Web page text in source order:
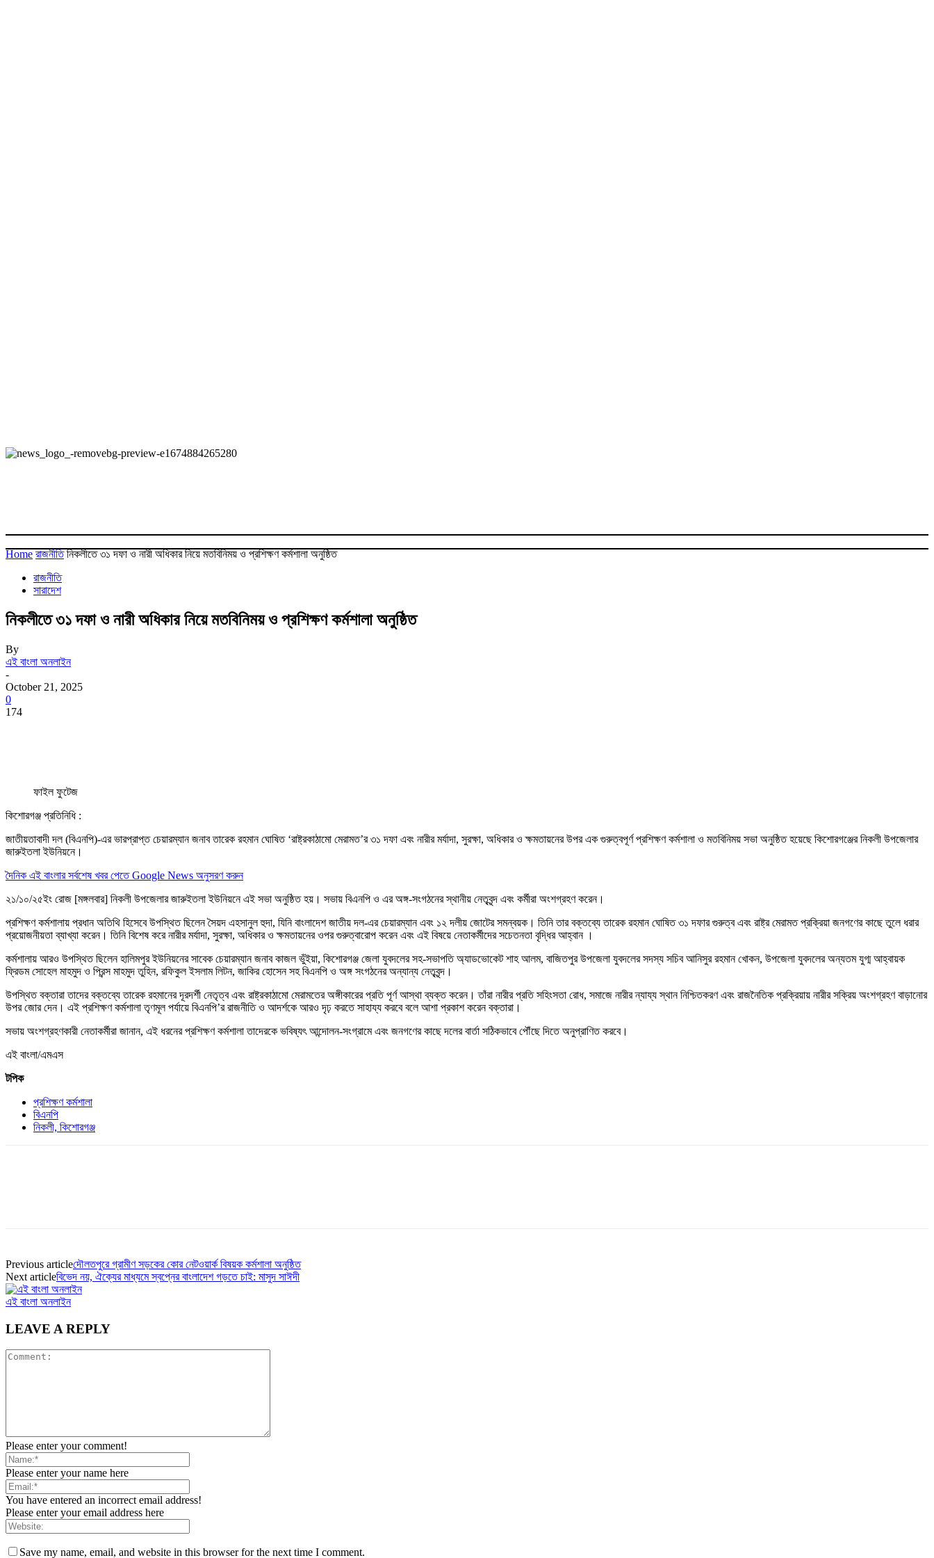
Home রাজনীতি নিকলীতে ৩১ দফা ও নারী অধিকার নিয়ে মতবিনিময় ও প্রশিক্ষণ কর্মশালা অনুষ্ঠিত
রাজনীতি
সারাদেশ
নিকলীতে ৩১ দফা ও নারী অধিকার নিয়ে মতবিনিময় ও প্রশিক্ষণ কর্মশালা অনুষ্ঠিত
By
এই বাংলা অনলাইন
-
October 21, 2025
0
174
ফাইল ফুটেজ
কিশোরগঞ্জ প্রতিনিধি :
জাতীয়তাবাদী দল (বিএনপি)-এর ভারপ্রাপ্ত চেয়ারম্যান জনাব তারেক রহমান ঘোষিত ‘রাষ্ট্রকাঠামো মেরামত’র ৩১ দফা এবং নারীর মর্যাদা, সুরক্ষা, অধিকার ও ক্ষমতায়নের উপর এক গুরুত্বপূর্ণ প্রশিক্ষণ কর্মশালা ও মতবিনিময় সভা অনুষ্ঠিত হয়েছে কিশোরগঞ্জের নিকলী উপজেলার
জারুইতলা ইউনিয়নে।
দৈনিক এই বাংলার সর্বশেষ খবর পেতে Google News অনুসরণ করুন
২১/১০/২৫ইং রোজ [মঙ্গলবার] নিকলী উপজেলার জারুইতলা ইউনিয়নে এই সভা অনুষ্ঠিত হয়। সভায় বিএনপি ও এর অঙ্গ-সংগঠনের স্থানীয় নেতৃবৃন্দ এবং কর্মীরা অংশগ্রহণ করেন।
প্রশিক্ষণ কর্মশালায় প্রধান অতিথি হিসেবে উপস্থিত ছিলেন সৈয়দ এহসানুল হুদা, যিনি বাংলাদেশ জাতীয় দল-এর চেয়ারম্যান এবং ১২ দলীয় জোটের সমন্বয়ক। তিনি তার বক্তব্যে তারেক রহমান ঘোষিত ৩১ দফার গুরুত্ব এবং রাষ্ট্র মেরামত প্রক্রিয়া জনগণের কাছে তুলে ধরার
প্রয়োজনীয়তা ব্যাখ্যা করেন। তিনি বিশেষ করে নারীর মর্যাদা, সুরক্ষা, অধিকার ও ক্ষমতায়নের ওপর গুরুত্বারোপ করেন এবং এই বিষয়ে নেতাকর্মীদের সচেতনতা বৃদ্ধির আহ্বান ।
কর্মশালায় আরও উপস্থিত ছিলেন হালিমপুর ইউনিয়নের সাবেক চেয়ারম্যান জনাব কাজল ভুঁইয়া, কিশোরগঞ্জ জেলা যুবদলের সহ-সভাপতি অ্যাডভোকেট শাহ আলম, বাজিতপুর উপজেলা যুবদলের সদস্য সচিব আনিসুর রহমান খোকন, উপজেলা যুবদলের অন্যতম যুগ্ম আহ্বায়ক
ফ্রিডম সোহেল মাহমুদ ও প্রিন্স মাহমুদ তুহিন, রফিকুল ইসলাম লিটন, জাকির হোসেন সহ বিএনপি ও অঙ্গ সংগঠনের অন্যান্য নেতৃবৃন্দ।
উপস্থিত বক্তারা তাদের বক্তব্যে তারেক রহমানের দূরদর্শী নেতৃত্ব এবং রাষ্ট্রকাঠামো মেরামতের অঙ্গীকারের প্রতি পূর্ণ আস্থা ব্যক্ত করেন। তাঁরা নারীর প্রতি সহিংসতা রোধ, সমাজে নারীর ন্যায্য স্থান নিশ্চিতকরণ এবং রাজনৈতিক প্রক্রিয়ায় নারীর সক্রিয় অংশগ্রহণ বাড়ানোর
উপর জোর দেন। এই প্রশিক্ষণ কর্মশালা তৃণমূল পর্যায়ে বিএনপি’র রাজনীতি ও আদর্শকে আরও দৃঢ় করতে সাহায্য করবে বলে আশা প্রকাশ করেন বক্তারা।
সভায় অংশগ্রহণকারী নেতাকর্মীরা জানান, এই ধরনের প্রশিক্ষণ কর্মশালা তাদেরকে ভবিষ্যৎ আন্দোলন-সংগ্রামে এবং জনগণের কাছে দলের বার্তা সঠিকভাবে পৌঁছে দিতে অনুপ্রাণিত করবে।
এই বাংলা/এমএস
টপিক
প্রশিক্ষণ কর্মশালা
বিএনপি
নিকলী, কিশোরগঞ্জ
Previous articleদৌলতপুরে গ্রামীণ সড়কের কোর নেটওয়ার্ক বিষয়ক কর্মশালা অনুষ্ঠিত
Next articleবিভেদ নয়, ঐক্যের মাধ্যমে স্বপ্নের বাংলাদেশ গড়তে চাই: মাসুদ সাঈদী
এই বাংলা অনলাইন
LEAVE A REPLY
Please enter your comment!
Please enter your name here
You have entered an incorrect email address!
Please enter your email address here
Save my name, email, and website in this browser for the next time I comment.